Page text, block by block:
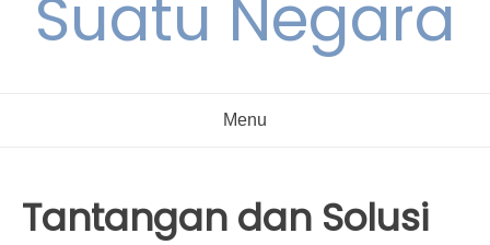
Suatu Negara
Menu
Tantangan dan Solusi